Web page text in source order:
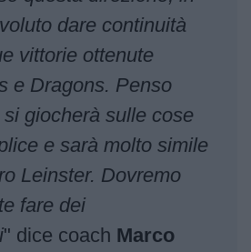
dare continuità
vittorie ottenute
e Dragons. Penso
giocherà sulle cose
e sarà molto simile
Leinster. Dovremo
fare dei
" dice coach Marco